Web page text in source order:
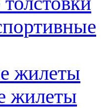
жилеты
жилеты